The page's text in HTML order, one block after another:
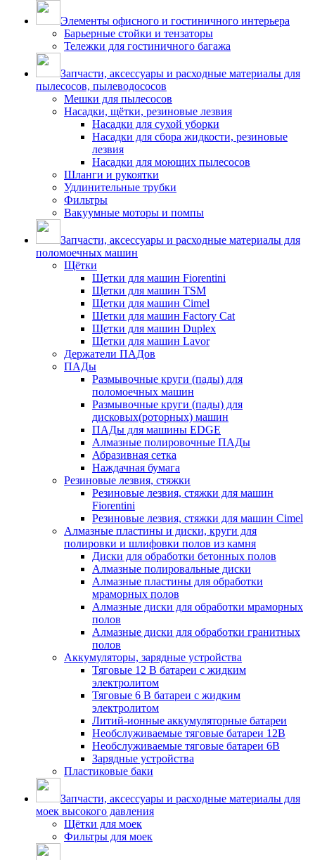
Элементы офисного и гостиничного интерьера
Барьерные стойки и тензаторы
Тележки для гостиничного багажа
Запчасти, аксессуары и расходные материалы для
пылесосов, пылеводососов
Мешки для пылесосов
Насадки, щётки, резиновые лезвия
Насадки для сухой уборки
Насадки для сбора жидкости, резиновые
лезвия
Насадки для моющих пылесосов
Шланги и рукоятки
Удлинительные трубки
Фильтры
Вакуумные моторы и помпы
Запчасти, аксессуары и расходные материалы для
поломоечных машин
Щётки
Щетки для машин Fiorentini
Щетки для машин TSM
Щетки для машин Cimel
Щетки для машин Factory Cat
Щетки для машин Duplex
Щетки для машин Lavor
Держатели ПАДов
ПАДы
Размывочные круги (пады) для
поломоечных машин
Размывочные круги (пады) для
дисковых(роторных) машин
ПАДы для машины EDGE
Алмазные полировочные ПАДы
Абразивная сетка
Наждачная бумага
Резиновые лезвия, стяжки
Резиновые лезвия, стяжки для машин
Fiorentini
Резиновые лезвия, стяжки для машин Cimel
Алмазные пластины и диски, круги для
полировки и шлифовки полов из камня
Диски для обработки бетонных полов
Алмазные полировальные диски
Алмазные пластины для обработки
мраморных полов
Алмазные диски для обработки мраморных
полов
Алмазные диски для обработки гранитных
полов
Аккумуляторы, зарядные устройства
Тяговые 12 В батареи с жидким
электролитом
Тяговые 6 В батареи с жидким
электролитом
Литий-ионные аккумуляторные батареи
Необслуживаемые тяговые батареи 12В
Необслуживаемые тяговые батареи 6В
Зарядные устройства
Пластиковые баки
Запчасти, аксессуары и расходные материалы для
моек высокого давления
Щётки для моек
Фильтры для моек